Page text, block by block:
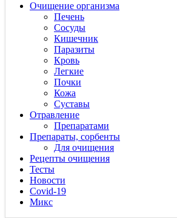
Очищение организма
Печень
Сосуды
Кишечник
Паразиты
Кровь
Легкие
Почки
Кожа
Суставы
Отравление
Препаратами
Препараты, сорбенты
Для очищения
Рецепты очищения
Тесты
Новости
Covid-19
Микс